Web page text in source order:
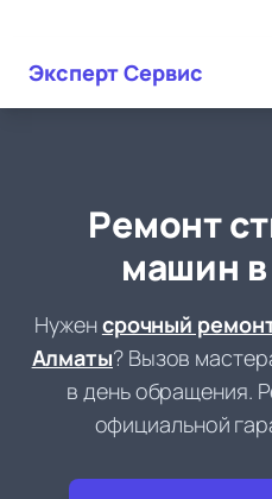
содержимому
Эксперт Сервис
Ремонт
машин
Нуженсрочный
Алматы? Вызов
в день обращения.
официальной